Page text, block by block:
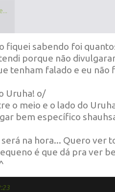
fiquei sabendo foi
porque não
tenham falado e eu não
Uruha! o/
o meio e o lado do
bem específico
será na hora... Quero ver
é que dá pra ver